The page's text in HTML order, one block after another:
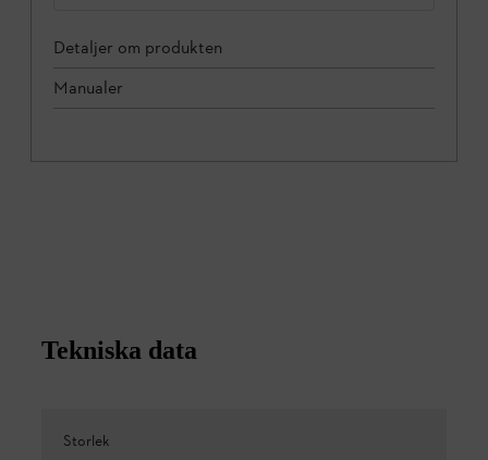
Detaljer om produkten
Manualer
Tekniska data
Storlek